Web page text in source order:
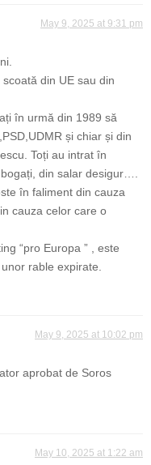
May 9, 2025 at 9:31 pm
din UE sau din
în urmă din 1989 să
și chiar și din
Toți au intrat în
din salar desigur….
în faliment din cauza
cauza celor care o
“pro Europa ” , este
rable expirate.
May 9, 2025 at 10:02 pm
aprobat de Soros
May 10, 2025 at 1:22 am